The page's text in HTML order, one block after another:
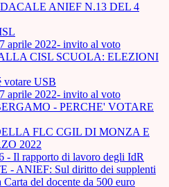
ANIEF N.13 DEL 4
aprile 2022- invito al voto
CISL SCUOLA: ELEZIONI
votare USB
aprile 2022- invito al voto
- PERCHE' VOTARE
FLC CGIL DI MONZA E
2022
- Il rapporto di lavoro degli IdR
- ANIEF: Sul diritto dei supplenti
Carta del docente da 500 euro